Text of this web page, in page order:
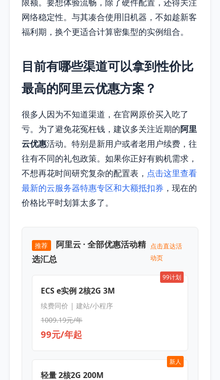
限额。要想体验流畅，除了硬件配置，还得关注
网络稳定性。与其凑合使用旧机器，不如趁新客
福利期，换个更适合计算密集型的实例组合。
目前有哪些渠道可以拿到性价比
最高的阿里云优惠方案？
很多人因为不知道渠道，在官网原价买入吃了
亏。为了避免花冤枉钱，建议多关注近期的阿里
云优惠活动。特别是新用户或者老用户续费，往
往有不同的礼包政策。如果你正好有购机需求，
不想再花时间研究复杂的配置表， 点击这里查看
最新的云服务器特惠专区和大额抵扣券 ，现在的
价格比平时划算太多了。
推荐
阿里云 · 全部优惠活动精
选汇总
点击直达活
动页
99计划
ECS e实例 2核2G 3M
续费同价 | 建站/小程序
1009.19元/年
99元/年起
新人
轻量 2核2G 200M